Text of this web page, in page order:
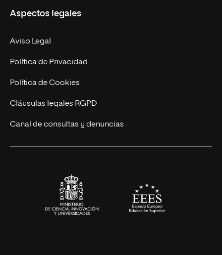
Doctorados
Experto Universitario
Postgrados
Cursos Universitarios
Facultades
Nuestro Equipo
Trabaja en UNIR
Actualidad
UNIR Revista
Eventos
Aspectos legales
Aviso Legal
Política de Privacidad
Política de Cookies
Cláusulas legales RGPD
Canal de consultas y denuncias